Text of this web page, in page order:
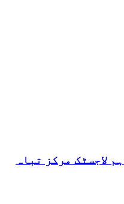
لاجسٹک مرکز تباہ